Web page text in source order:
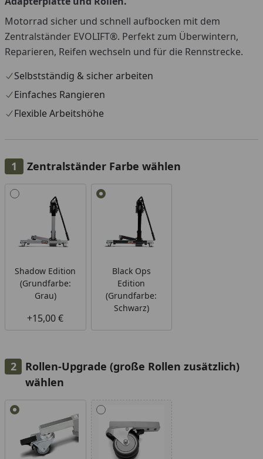
Motorrad sicher und schnell aufbocken mit dem
Zentralständer EVOLIFT®. Perfekt zum Überwintern,
Reparieren, Reifen wechseln und für die Rennstrecke.
Selbstständig & sicher arbeiten
Einfaches Rangieren
Flexible Arbeitshöhe
Zentralständer Farbe wählen
Alle anzeigen (2)
Shadow Edition
(Grundfarbe:
Grau)
+15,00 €
Black Ops
Edition
(Grundfarbe:
Schwarz)
Rollen-Upgrade (große Rollen zusätzlich)
wählen
Alle anzeigen (2)